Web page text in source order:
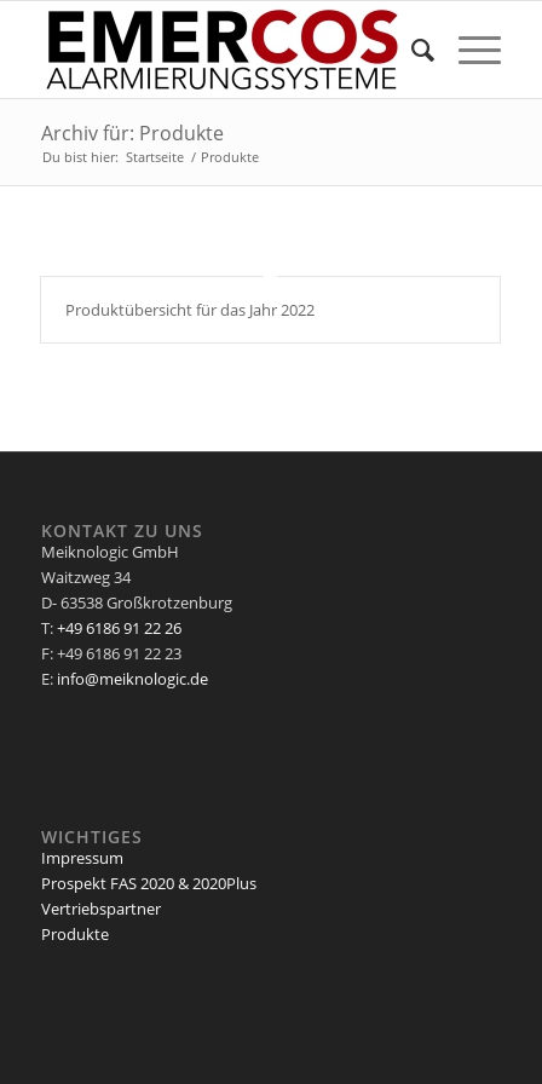
Archiv für: Produkte
Du bist hier: Startseite / Produkte
Produktübersicht für das Jahr 2022
KONTAKT ZU UNS
Meiknologic GmbH
Waitzweg 34
D- 63538 Großkrotzenburg
T:+49 6186 91 22 26
F: +49 6186 91 22 23
E: info@meiknologic.de
WICHTIGES
Impressum
Prospekt FAS 2020 & 2020Plus
Vertriebspartner
Produkte